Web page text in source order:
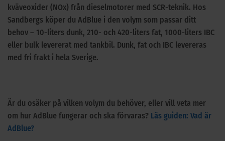
kväveoxider (NOx) från dieselmotorer med SCR-teknik. Hos
Sandbergs köper du AdBlue i den volym som passar ditt
behov – 10-liters dunk, 210- och 420-liters fat, 1000-liters IBC
eller bulk levererat med tankbil. Dunk, fat och IBC levereras
med fri frakt i hela Sverige.
Är du osäker på vilken volym du behöver, eller vill veta mer
om hur AdBlue fungerar och ska förvaras? Läs guiden: Vad är
AdBlue?